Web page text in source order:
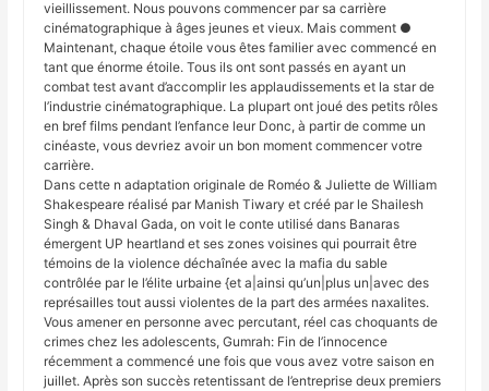
vieillissement. Nous pouvons commencer par sa carrière
cinématographique à âges jeunes et vieux. Mais comment ●
Maintenant, chaque étoile vous êtes familier avec commencé en
tant que énorme étoile. Tous ils ont sont passés en ayant un
combat test avant d’accomplir les applaudissements et la star de
l’industrie cinématographique. La plupart ont joué des petits rôles
en bref films pendant l’enfance leur Donc, à partir de comme un
cinéaste, vous devriez avoir un bon moment commencer votre
carrière.
Dans cette n adaptation originale de Roméo & Juliette de William
Shakespeare réalisé par Manish Tiwary et créé par le Shailesh
Singh & Dhaval Gada, on voit le conte utilisé dans Banaras
émergent UP heartland et ses zones voisines qui pourrait être
témoins de la violence déchaînée avec la mafia du sable
contrôlée par le l’élite urbaine {et a|ainsi qu’un|plus un|avec des
représailles tout aussi violentes de la part des armées naxalites.
Vous amener en personne avec percutant, réel cas choquants de
crimes chez les adolescents, Gumrah: Fin de l’innocence
récemment a commencé une fois que vous avez votre saison en
juillet. Après son succès retentissant de l’entreprise deux premiers